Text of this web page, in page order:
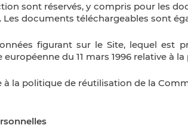
sont réservés, y compris pour les
Les documents téléchargeables sont
figurant sur le Site, lequel est
du 11 mars 1996 relative à
la politique de réutilisation de la